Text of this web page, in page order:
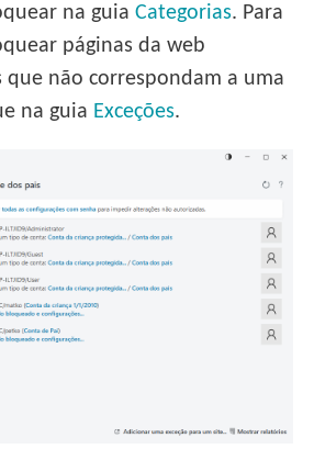
na guiaCategorias. Para
páginas da web
que não correspondam a uma
na guia Exceções.